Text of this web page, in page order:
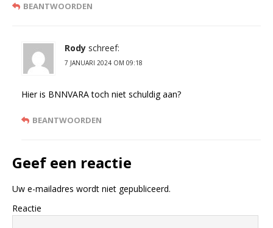
BEANTWOORDEN
Rody schreef:
7 JANUARI 2024 OM 09:18
Hier is BNNVARA toch niet schuldig aan?
BEANTWOORDEN
Geef een reactie
Uw e-mailadres wordt niet gepubliceerd.
Reactie